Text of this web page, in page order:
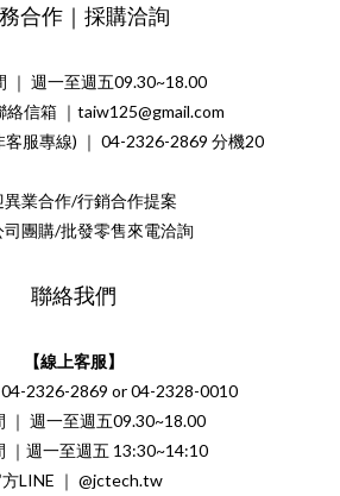
合作｜採購洽詢
｜ 週一至週五09.30~18.00
絡信箱 ｜taiw125@gmail.com
客服專線) ｜ 04-2326-2869 分機20
異業合作/行銷合作提案
司團購/批發零售來電洽詢
聯絡我們
【線上客服】
2326-2869 or 04-2328-0010
｜ 週一至週五09.30~18.00
｜週一至週五 13:30~14:10
LINE ｜ @jctech.tw